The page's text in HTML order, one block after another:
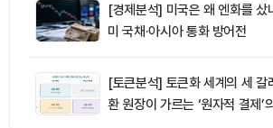
[경제분석] 미국은 왜 엔화를 샀
미 국채·아시아 통화 방어전
[토큰분석] 토큰화 세계의 세 갈
환 원장이 가르는 ‘원자적 결제’